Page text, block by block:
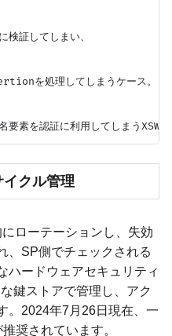
証してしまい、
を処理してしまうケース。
クル管理
ローテーションし、失効
、SP側でチェックされる
ハードウェアセキュリティ
鍵ストアで管理し、アク
。2024年7月26日現在、一
奨されています。